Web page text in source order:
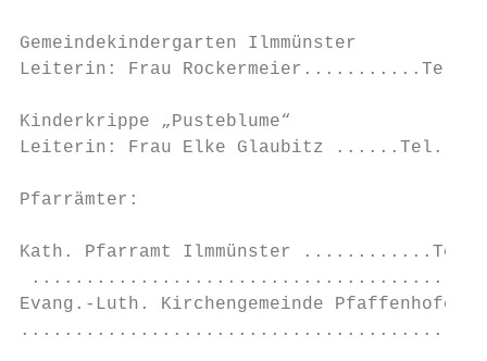
Gemeindekindergarten Ilmmünster
Leiterin: Frau Rockermeier...........Tel.:
Kinderkrippe „Pusteblume“
Leiterin: Frau Elke Glaubitz ......Tel.:
Pfarrämter:
Kath. Pfarramt Ilmmünster ............Tel.:
..........................................Telefax:
Evang.-Luth. Kirchengemeinde Pfaffenhofen